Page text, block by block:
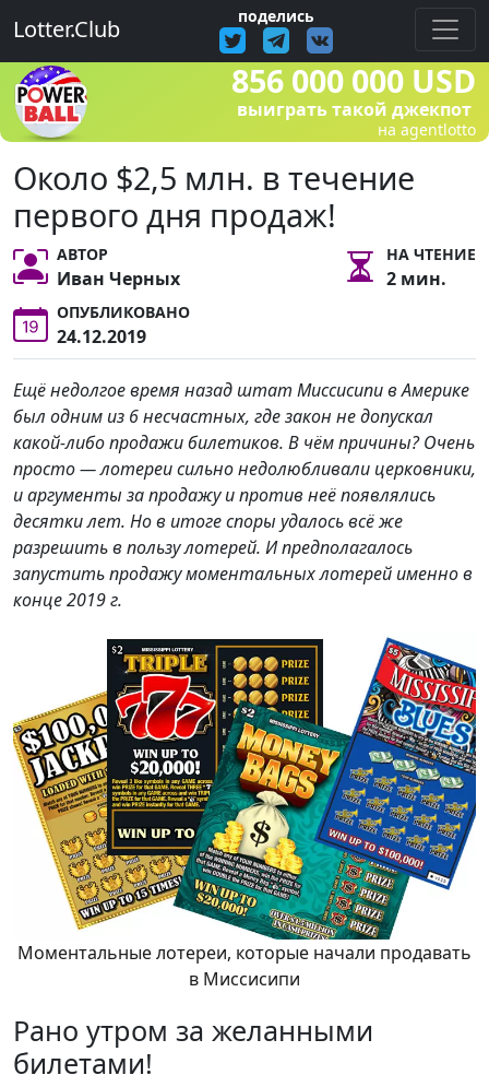
Lotter.Club поделись
856 000 000 USD
выиграть такой джекпот
на agentlotto
Около $2,5 млн. в течение
первого дня продаж!
АВТОР
Иван Черных
НА ЧТЕНИЕ
2 мин.
ОПУБЛИКОВАНО
24.12.2019
Ещё недолгое время назад штат Миссисипи в Америке
был одним из 6 несчастных, где закон не допускал
какой-либо продажи билетиков. В чём причины? Очень
просто — лотереи сильно недолюбливали церковники,
и аргументы за продажу и против неё появлялись
десятки лет. Но в итоге споры удалось всё же
разрешить в пользу лотерей. И предполагалось
запустить продажу моментальных лотерей именно в
конце 2019 г.
Моментальные лотереи, которые начали продавать
в Миссисипи
Рано утром за желанными
билетами!